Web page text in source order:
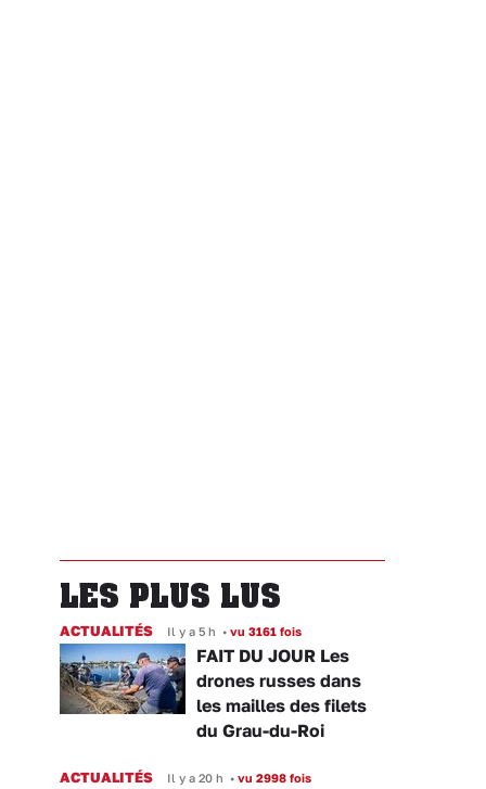
LES PLUS LUS
ACTUALITÉS Il y a 5 h • vu 3161 fois
FAIT DU JOUR Les
drones russes dans
les mailles des filets
du Grau-du-Roi
ACTUALITÉS Il y a 20 h • vu 2998 fois